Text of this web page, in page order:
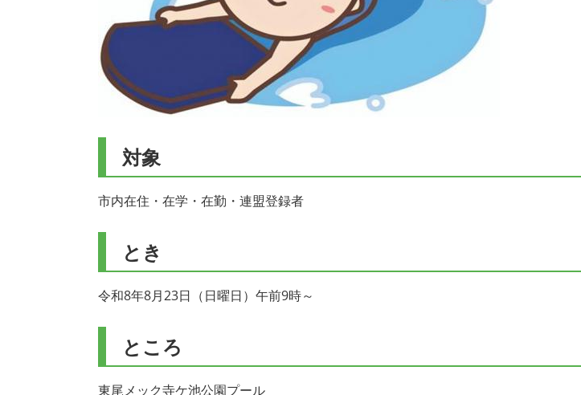
対象
市内在住・在学・在勤・連盟登録者
とき
令和8年8月23日（日曜日）午前9時～
ところ
東尾メック寺ケ池公園プール